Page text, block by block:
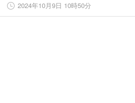
2024年10月9日 10時50分